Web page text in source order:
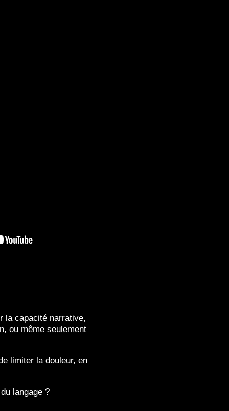
la capacité narrative,
ou même seulement
limiter la douleur, en
langage ?